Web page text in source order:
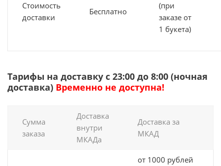
Стоимость
доставки
Бесплатно
(при
заказе от
1 букета)
Тарифы на доставку с 23:00 до 8:00 (ночная
доставка) Временно не доступна!
Сумма
заказа
Доставка
внутри
МКАДа
Доставка за
МКАД
от 1000 рублей